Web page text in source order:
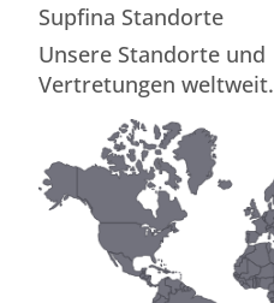
Supfina Standorte
Unsere Standorte und
Vertretungen weltweit.